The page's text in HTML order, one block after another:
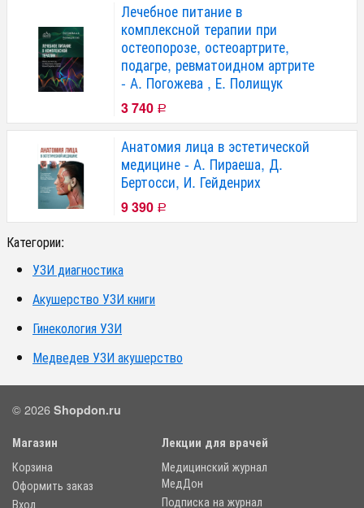
Лечебное питание в
комплексной терапии при
остеопорозе, остеоартрите,
подагре, ревматоидном артрите
- А. Погожева , Е. Полищук
3 740 Р
Анатомия лица в эстетической
медицине - А. Пираеша, Д.
Бертосси, И. Гейденрих
9 390 Р
Категории:
УЗИ диагностика
Акушерство УЗИ книги
Гинекология УЗИ
Медведев УЗИ акушерство
© 2026 Shopdon.ru
Магазин
Корзина
Оформить заказ
Вход
Лекции для врачей
Медицинский журнал
МедДон
Подписка на журнал